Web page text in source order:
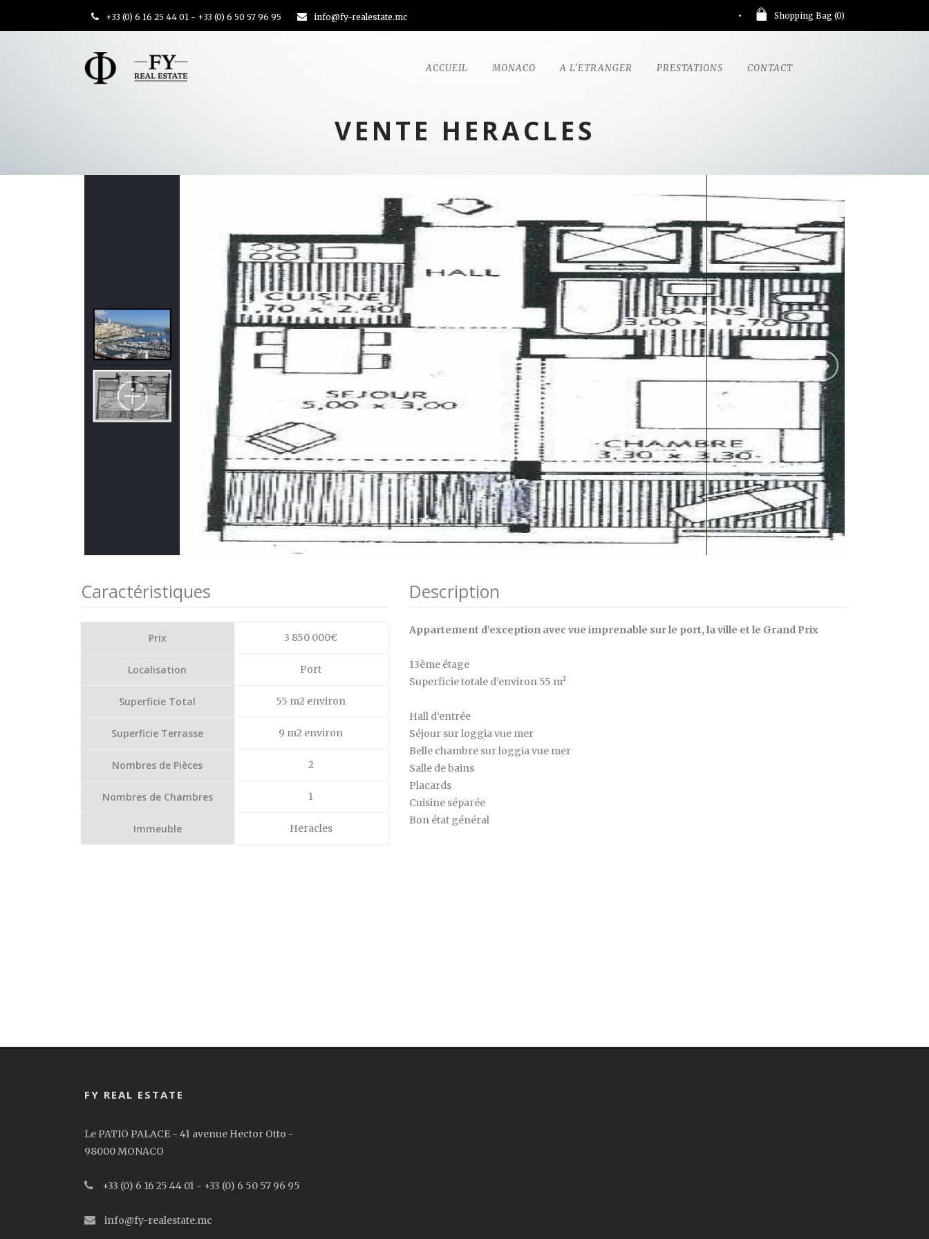
+33 (0) 6 16 25 44 01 - +33 (0) 6 50 57 96 95 info@fy-realestate.mc Shopping Bag (0)
ACCUEIL MONACO A L’ETRANGER PRESTATIONS CONTACT
VENTE HERACLES
Caractéristiques
Prix 3 850 000€
Localisation Port
Superficie Total 55 m2 environ
Superficie Terrasse 9 m2 environ
Nombres de Pièces 2
Nombres de Chambres 1
Immeuble Heracles
Description
Appartement d’exception avec vue imprenable sur le port, la ville et le Grand Prix
13ème étage
Superficie totale d’environ 55 m²
Hall d’entrée
Séjour sur loggia vue mer
Belle chambre sur loggia vue mer
Salle de bains
Placards
Cuisine séparée
Bon état général
FY REAL ESTATE
Le PATIO PALACE - 41 avenue Hector Otto -
98000 MONACO
+33 (0) 6 16 25 44 01 - +33 (0) 6 50 57 96 95
info@fy-realestate.mc